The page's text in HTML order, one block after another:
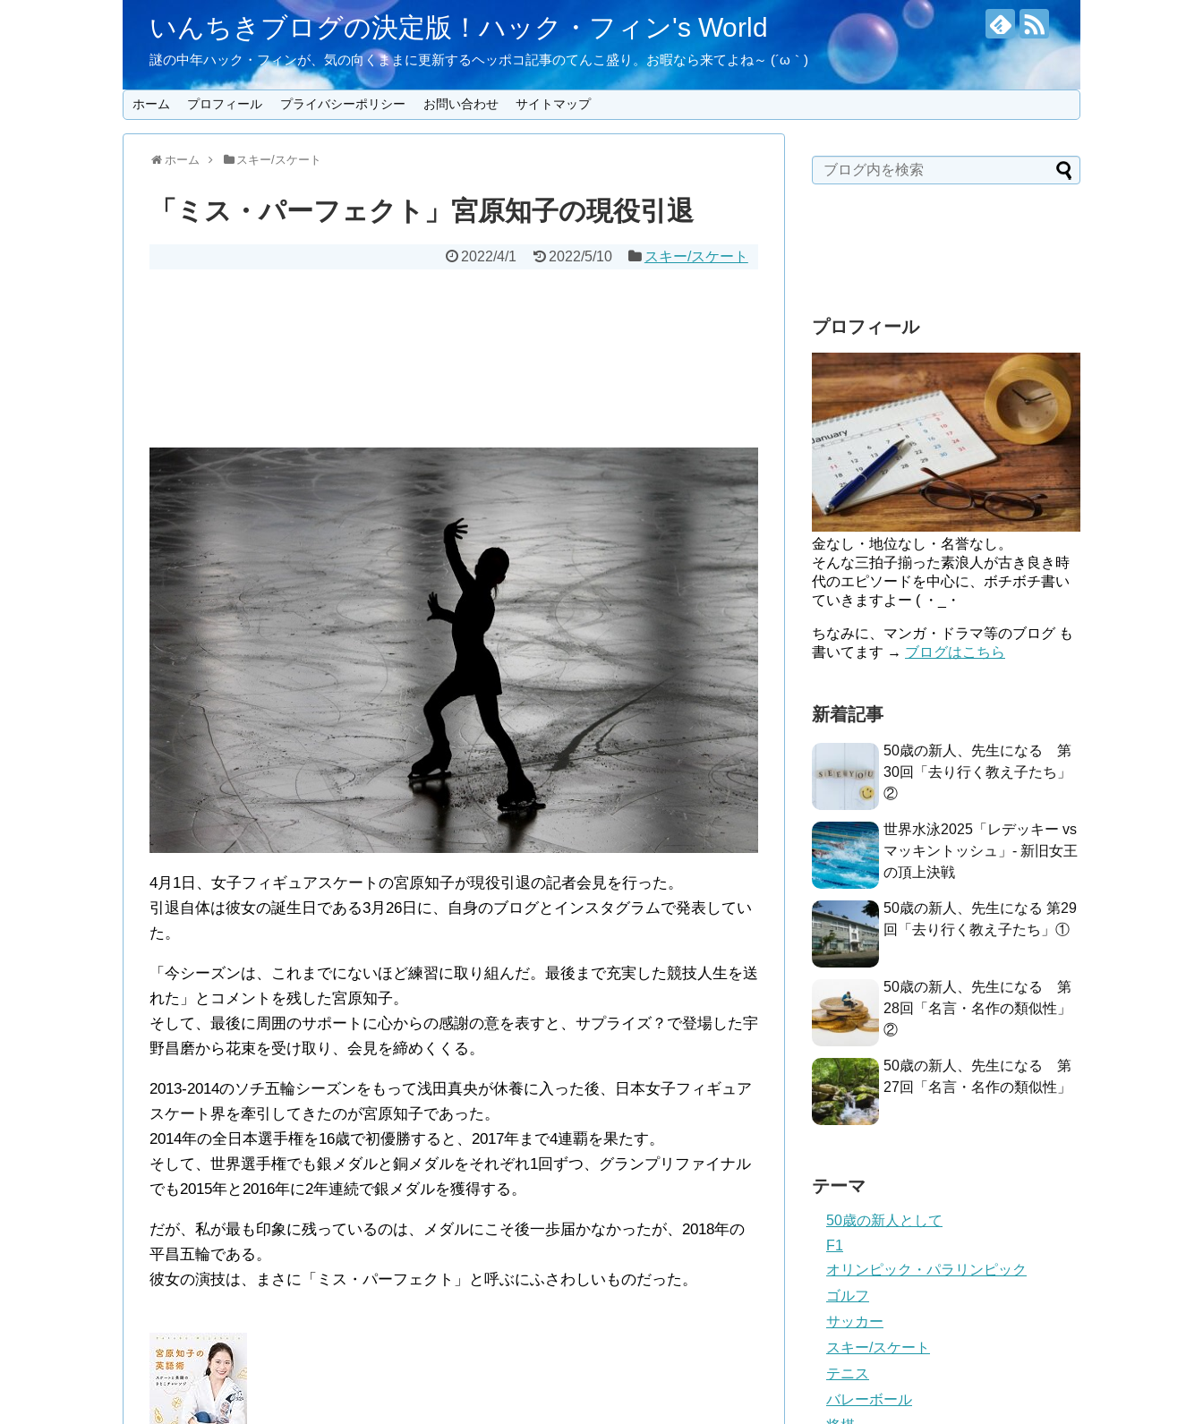
いんちきブログの決定版！ハック・フィン's World
謎の中年ハック・フィンが、気の向くままに更新するヘッポコ記事のてんこ盛り。お暇なら来てよね～ (´ω｀)
ホーム プロフィール プライバシーポリシー お問い合わせ サイトマップ
ホーム スキー/スケート
「ミス・パーフェクト」宮原知子の現役引退
2022/4/1 2022/5/10 スキー/スケート
4月1日、女子フィギュアスケートの宮原知子が現役引退の記者会見を行った。
引退自体は彼女の誕生日である3月26日に、自身のブログとインスタグラムで発表してい
た。
「今シーズンは、これまでにないほど練習に取り組んだ。最後まで充実した競技人生を送
れた」とコメントを残した宮原知子。
そして、最後に周囲のサポートに心からの感謝の意を表すと、サプライズ？で登場した宇
野昌磨から花束を受け取り、会見を締めくくる。
2013-2014のソチ五輪シーズンをもって浅田真央が休養に入った後、日本女子フィギュア
スケート界を牽引してきたのが宮原知子であった。
2014年の全日本選手権を16歳で初優勝すると、2017年まで4連覇を果たす。
そして、世界選手権でも銀メダルと銅メダルをそれぞれ1回ずつ、グランプリファイナル
でも2015年と2016年に2年連続で銀メダルを獲得する。
だが、私が最も印象に残っているのは、メダルにこそ後一歩届かなかったが、2018年の
平昌五輪である。
彼女の演技は、まさに「ミス・パーフェクト」と呼ぶにふさわしいものだった。
プロフィール
金なし・地位なし・名誉なし。
そんな三拍子揃った素浪人が古き良き時
代のエピソードを中心に、ボチボチ書い
ていきますよー ( ・_・
ちなみに、マンガ・ドラマ等のブログ も
書いてます → ブログはこちら
新着記事
50歳の新人、先生になる 第
30回「去り行く教え子たち」
②
世界水泳2025「レデッキー vs
マッキントッシュ」- 新旧女王
の頂上決戦
50歳の新人、先生になる 第29
回「去り行く教え子たち」①
50歳の新人、先生になる 第
28回「名言・名作の類似性」
②
50歳の新人、先生になる 第
27回「名言・名作の類似性」
テーマ
50歳の新人として
F1
オリンピック・パラリンピック
ゴルフ
サッカー
スキー/スケート
テニス
バレーボール